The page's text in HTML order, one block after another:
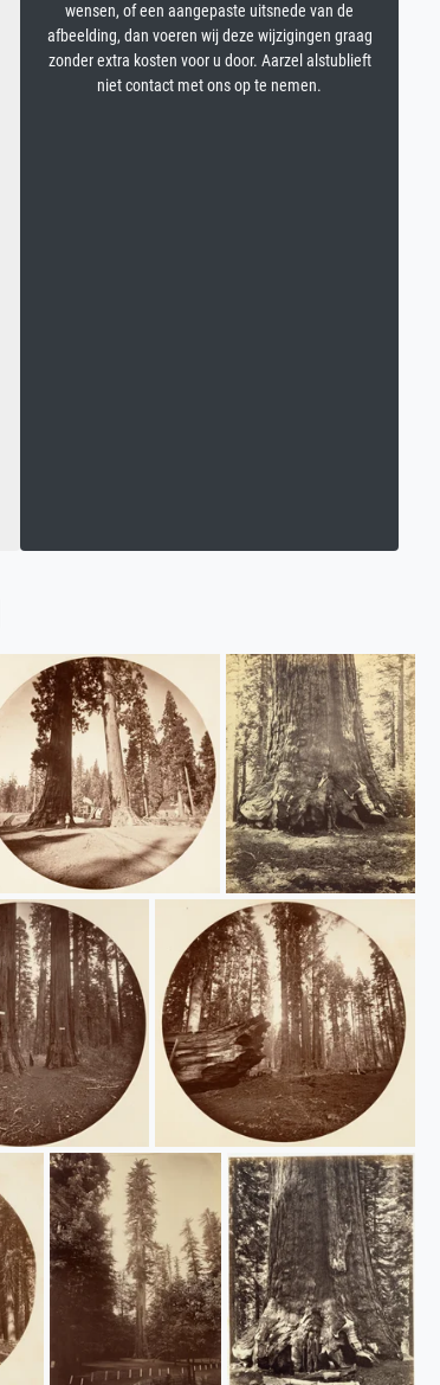
wensen, of een aangepaste uitsnede van de
afbeelding, dan voeren wij deze wijzigingen graag
zonder extra kosten voor u door. Aarzel alstublieft
niet contact met ons op te nemen.